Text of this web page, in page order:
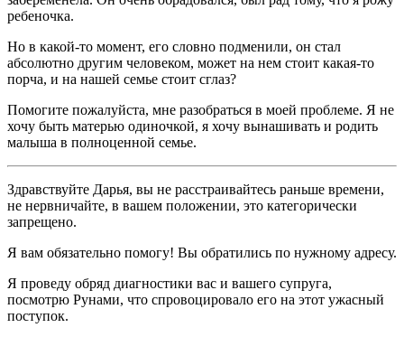
ребеночка.
Но в какой-то момент, его словно подменили, он стал
абсолютно другим человеком, может на нем стоит какая-то
порча, и на нашей семье стоит сглаз?
Помогите пожалуйста, мне разобраться в моей проблеме. Я не
хочу быть матерью одиночкой, я хочу вынашивать и родить
малыша в полноценной семье.
Здравствуйте Дарья, вы не расстраивайтесь раньше времени,
не нервничайте, в вашем положении, это категорически
запрещено.
Я вам обязательно помогу! Вы обратились по нужному адресу.
Я проведу обряд диагностики вас и вашего супруга,
посмотрю Рунами, что спровоцировало его на этот ужасный
поступок.